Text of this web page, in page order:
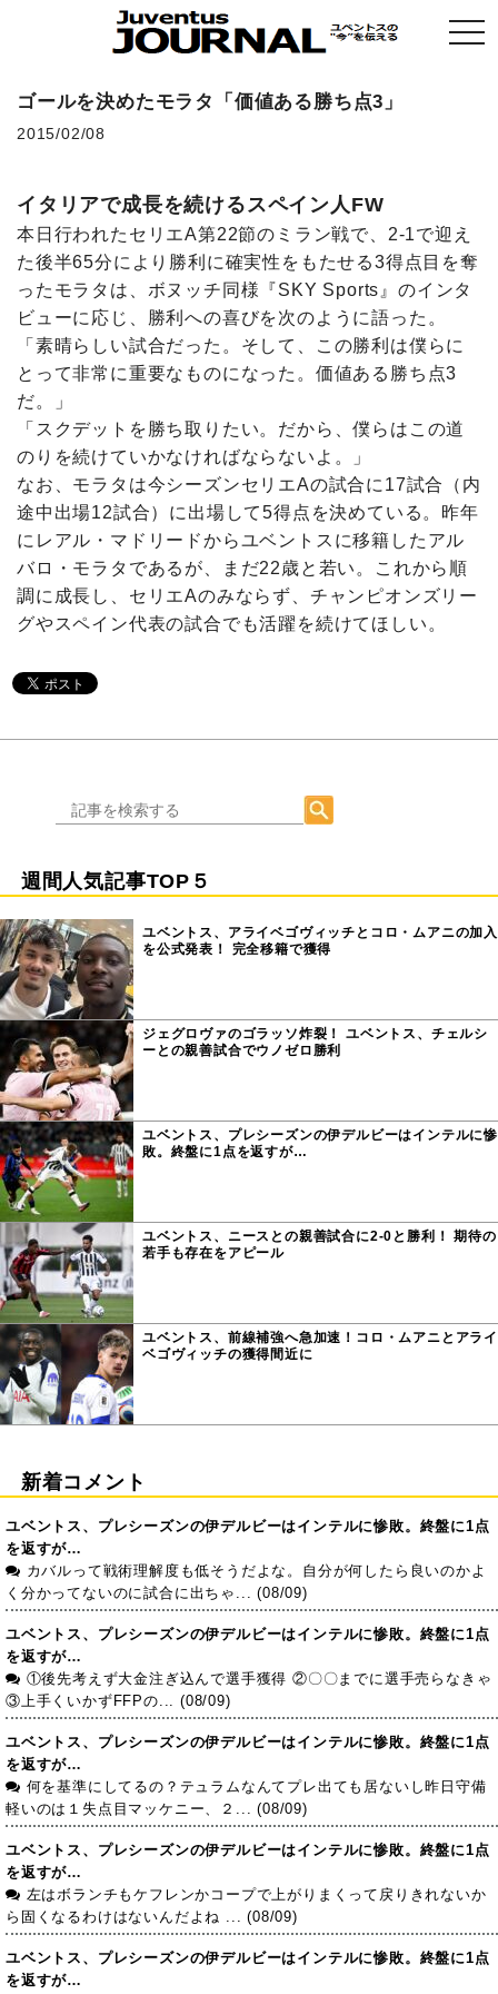
ゴールを決めたモラタ「価値ある勝ち点3」
2015/02/08
イタリアで成長を続けるスペイン人FW
本日行われたセリエA第22節のミラン戦で、2-1で迎え
た後半65分により勝利に確実性をもたせる3得点目を奪
ったモラタは、ボヌッチ同様『SKY Sports』のインタ
ビューに応じ、勝利への喜びを次のように語った。
「素晴らしい試合だった。そして、この勝利は僕らに
とって非常に重要なものになった。価値ある勝ち点3
だ。」
「スクデットを勝ち取りたい。だから、僕らはこの道
のりを続けていかなければならないよ。」
なお、モラタは今シーズンセリエAの試合に17試合（内
途中出場12試合）に出場して5得点を決めている。昨年
にレアル・マドリードからユベントスに移籍したアル
バロ・モラタであるが、まだ22歳と若い。これから順
調に成長し、セリエAのみならず、チャンピオンズリー
グやスペイン代表の試合でも活躍を続けてほしい。
週間人気記事TOP５
ユベントス、アライベゴヴィッチとコロ・ムアニの加入
を公式発表！ 完全移籍で獲得
ジェグロヴァのゴラッソ炸裂！ ユベントス、チェルシ
ーとの親善試合でウノゼロ勝利
ユベントス、プレシーズンの伊デルビーはインテルに惨
敗。終盤に1点を返すが…
ユベントス、ニースとの親善試合に2-0と勝利！ 期待の
若手も存在をアピール
ユベントス、前線補強へ急加速！コロ・ムアニとアライ
ベゴヴィッチの獲得間近に
新着コメント
ユベントス、プレシーズンの伊デルビーはインテルに惨敗。終盤に1点
を返すが…
カバルって戦術理解度も低そうだよな。自分が何したら良いのかよ
く分かってないのに試合に出ちゃ... (08/09)
ユベントス、プレシーズンの伊デルビーはインテルに惨敗。終盤に1点
を返すが…
①後先考えず大金注ぎ込んで選手獲得 ②〇〇までに選手売らなきゃ
③上手くいかずFFPの... (08/09)
ユベントス、プレシーズンの伊デルビーはインテルに惨敗。終盤に1点
を返すが…
何を基準にしてるの？テュラムなんてプレ出ても居ないし昨日守備
軽いのは１失点目マッケニー、２... (08/09)
ユベントス、プレシーズンの伊デルビーはインテルに惨敗。終盤に1点
を返すが…
左はボランチもケフレンかコープで上がりまくって戻りきれないか
ら固くなるわけはないんだよね ... (08/09)
ユベントス、プレシーズンの伊デルビーはインテルに惨敗。終盤に1点
を返すが…